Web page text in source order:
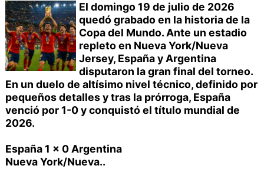
El domingo 19 de julio de 2026
quedó grabado en la historia de la
Copa del Mundo. Ante un estadio
repleto en Nueva York/Nueva
Jersey, España y Argentina
disputaron la gran final del torneo.
En un duelo de altísimo nivel técnico, definido por
pequeños detalles y tras la prórroga, España
venció por 1-0 y conquistó el título mundial de
2026.
España 1 x 0 Argentina
Nueva York/Nueva..